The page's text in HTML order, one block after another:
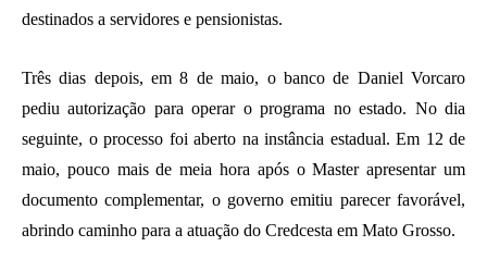
destinados a servidores e pensionistas.
Três dias depois, em 8 de maio, o banco de Daniel Vorcaro
pediu autorização para operar o programa no estado. No dia
seguinte, o processo foi aberto na instância estadual. Em 12 de
maio, pouco mais de meia hora após o Master apresentar um
documento complementar, o governo emitiu parecer favorável,
abrindo caminho para a atuação do Credcesta em Mato Grosso.